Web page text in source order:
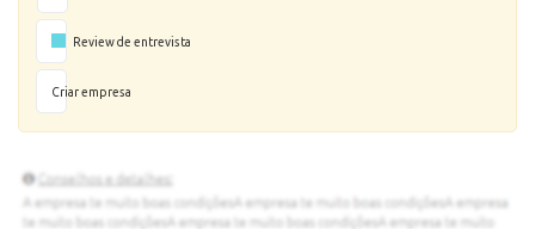
Review de entrevista
Criar empresa